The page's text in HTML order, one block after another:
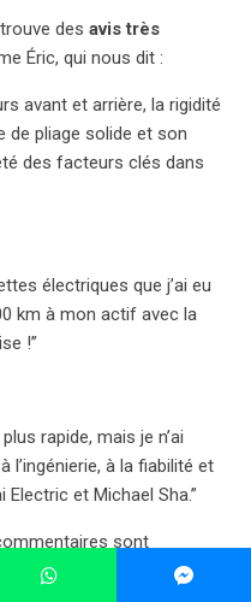
des avis très
Éric, qui nous dit :
avant et arrière, la rigidité
de pliage solide et son
des facteurs clés dans
électriques que j’ai eu
km à mon actif avec la
!”
rapide, mais je n’ai
l’ingénierie, à la fiabilité et
et Michael Sha.”
sont
multitude de